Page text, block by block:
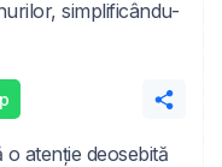
simplificându-
atenție deosebită